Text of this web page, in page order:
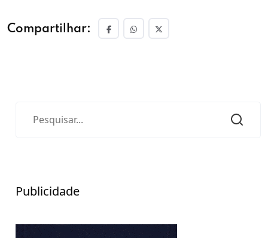
Compartilhar:
Publicidade